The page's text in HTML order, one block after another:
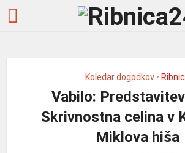
Koledar dogodkov •
Vabilo:
Skrivnostna celina v
Miklova hiša